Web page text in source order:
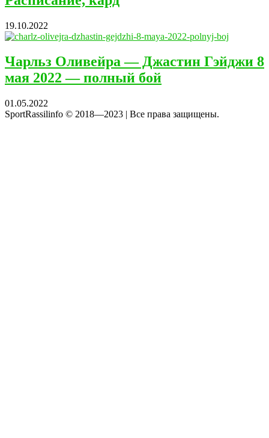
19.10.2022
Чарльз Оливейра — Джастин Гэйджи 8
мая 2022 — полный бой
01.05.2022
SportRassilinfo © 2018—2023 | Все права защищены.